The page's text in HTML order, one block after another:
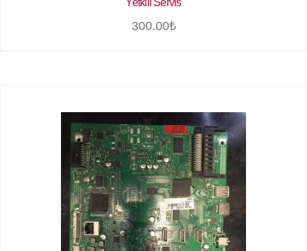
Yetkili Servis
300.00₺